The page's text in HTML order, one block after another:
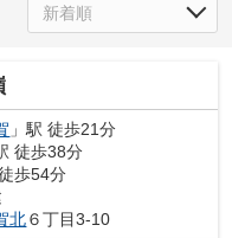
」駅 徒歩21分
徒歩38分
歩54分
北６丁目3-10